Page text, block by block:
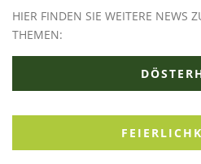
HIER FINDEN SIE WEITERE NEWS
THEMEN: